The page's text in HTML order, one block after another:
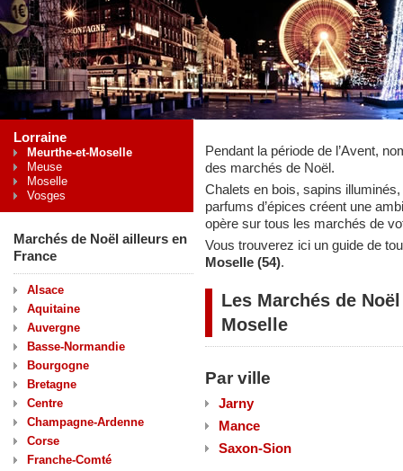
Lorraine
Meurthe-et-Moselle
Meuse
Moselle
Vosges
Marchés de Noël ailleurs en
France
Alsace
Aquitaine
Auvergne
Basse-Normandie
Bourgogne
Bretagne
Centre
Champagne-Ardenne
Corse
Franche-Comté
Pendant la période de l’Avent,
des marchés de Noël.
Chalets en bois, sapins
parfums d’épices créent une
opère sur tous les marchés de
Vous trouverez ici un guide de
Moselle (54).
Les Marchés de
Moselle
Par ville
Jarny
Mance
Saxon-Sion